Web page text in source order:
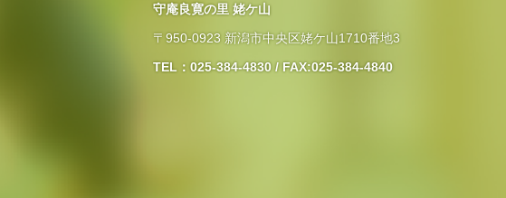
守庵良寛の里 姥ケ山
〒950-0923 新潟市中央区姥ケ山1710番地3
TEL：025-384-4830 / FAX:025-384-4840